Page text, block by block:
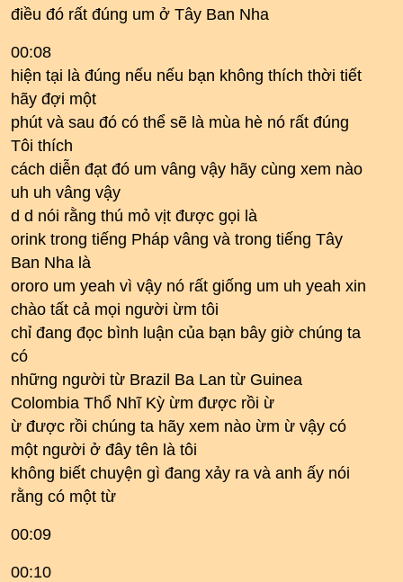
điều đó rất đúng um ở Tây Ban Nha
00:08
hiện tại là đúng nếu nếu bạn không thích thời tiết
hãy đợi một
phút và sau đó có thể sẽ là mùa hè nó rất đúng
Tôi thích
cách diễn đạt đó um vâng vậy hãy cùng xem nào
uh uh vâng vậy
d d nói rằng thú mỏ vịt được gọi là
orink trong tiếng Pháp vâng và trong tiếng Tây
Ban Nha là
ororo um yeah vì vậy nó rất giống um uh yeah xin
chào tất cả mọi người ừm tôi
chỉ đang đọc bình luận của bạn bây giờ chúng ta
có
những người từ Brazil Ba Lan từ Guinea
Colombia Thổ Nhĩ Kỳ ừm được rồi ừ
ừ được rồi chúng ta hãy xem nào ừm ừ vậy có
một người ở đây tên là tôi
không biết chuyện gì đang xảy ra và anh ấy nói
rằng có một từ
00:09
00:10